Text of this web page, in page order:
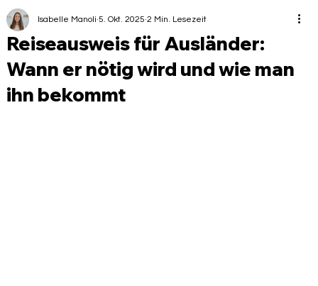
Reiseausweis für Ausländer:
Wann er nötig wird und wie man
ihn bekommt
Isabelle Manoli 5. Okt. 2025 2 Min. Lesezeit